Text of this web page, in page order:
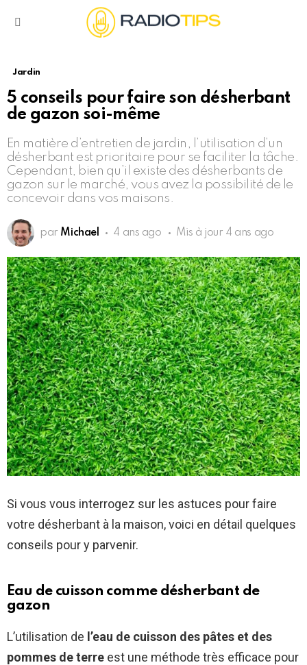
Jardin
5 conseils pour faire son désherbant
de gazon soi-même
En matière d’entretien de jardin, l’utilisation d’un
désherbant est prioritaire pour se faciliter la tâche.
Cependant, bien qu’il existe des désherbants de
gazon sur le marché, vous avez la possibilité de le
concevoir dans vos maisons.
par Michael 4 ans ago Mis à jour 4 ans ago
Si vous vous interrogez sur les astuces pour faire
votre désherbant à la maison, voici en détail quelques
conseils pour y parvenir.
Eau de cuisson comme désherbant de
gazon
L’utilisation de l’eau de cuisson des pâtes et des
pommes de terre est une méthode très efficace pour